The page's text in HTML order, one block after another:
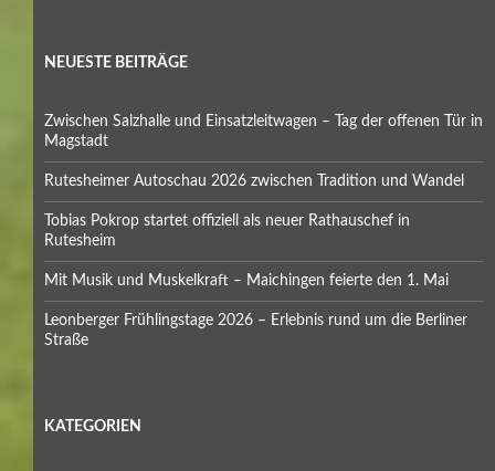
NEUESTE BEITRÄGE
Zwischen Salzhalle und Einsatzleitwagen – Tag der offenen Tür in
Magstadt
Rutesheimer Autoschau 2026 zwischen Tradition und Wandel
Tobias Pokrop startet offiziell als neuer Rathauschef in
Rutesheim
Mit Musik und Muskelkraft – Maichingen feierte den 1. Mai
Leonberger Frühlingstage 2026 – Erlebnis rund um die Berliner
Straße
KATEGORIEN